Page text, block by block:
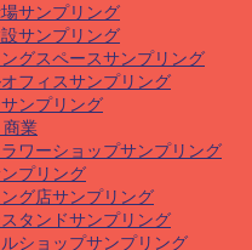
サンプリング
サンプリング
グスペースサンプリング
フィスサンプリング
ンプリング
商業
ワーショップサンプリング
プリング
グ店サンプリング
タンドサンプリング
ショップサンプリング